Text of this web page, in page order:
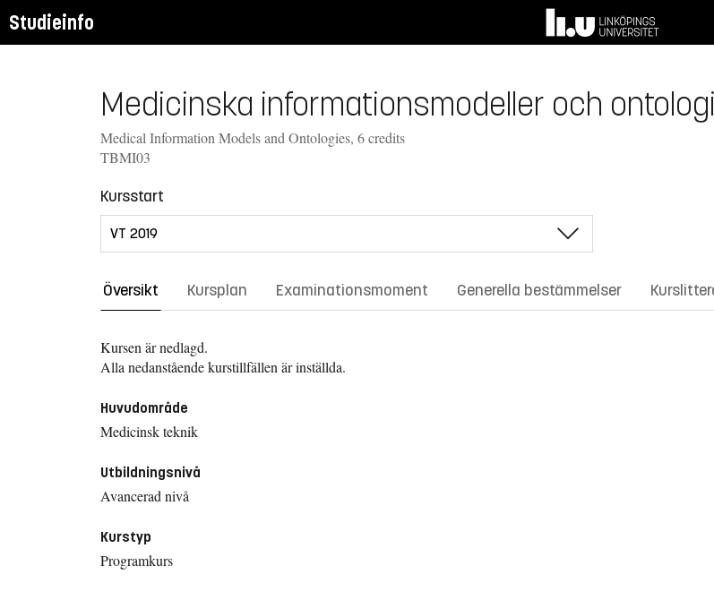
Studieinfo
Medicinska informationsmodeller och
Medical Information Models and Ontologies, 6 credits
TBMI03
Kursstart
Översikt Kursplan Examinationsmoment Generella bestämmelser
Kursen är nedlagd.
Alla nedanstående kurstillfällen är inställda.
Huvudområde
Medicinsk teknik
Utbildningsnivå
Avancerad nivå
Kurstyp
Programkurs